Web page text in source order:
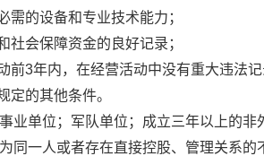
需的设备和专业技术能力；
社会保障资金的良好记录；
前3年内，在经营活动中没有重大违法
定的其他条件。
事业单位；军队单位；成立三年以上的
为同一人或者存在直接控股、管理关系